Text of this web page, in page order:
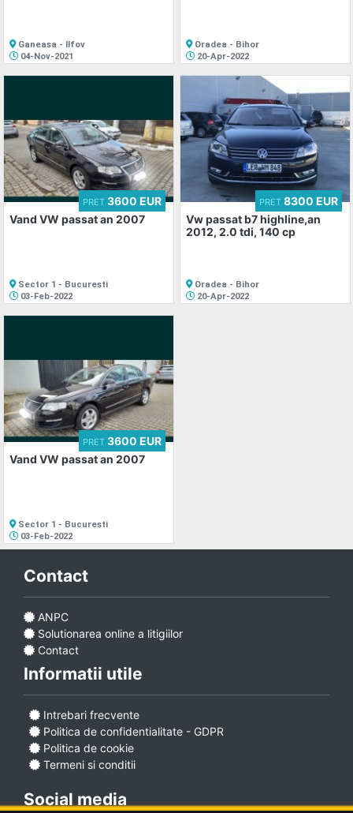
Ganeasa - Ilfov
04-Nov-2021
Oradea - Bihor
20-Apr-2022
Vand VW passat an 2007
PRET3600 EUR
Sector 1 - Bucuresti
03-Feb-2022
Vw passat b7 highline,an
2012, 2.0 tdi, 140 cp
PRET8300 EUR
Oradea - Bihor
20-Apr-2022
Vand VW passat an 2007
PRET3600 EUR
Sector 1 - Bucuresti
03-Feb-2022
Contact
ANPC
Solutionarea online a litigiilor
Contact
Informatii utile
Intrebari frecvente
Politica de confidentialitate - GDPR
Politica de cookie
Termeni si conditii
Social media